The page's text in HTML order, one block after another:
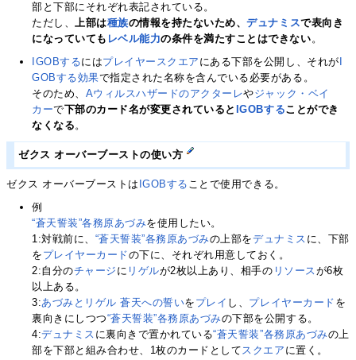
部と下部にそれぞれ表記されている。
ただし、上部は種族の情報を持たないため、デュナミスで表向き
になっていても レベル能力の条件を満たすことはできない。
IGOBするにはプレイヤースクエア にある下部を公開し、それが
GOBする効果で指定された名称を含んでいる必要がある。
そのため、 Aウィルスハザードのアクターレやジャック・ベイ
カーで下部のカード名が変更されていると IGOBすることができ
なくなる。
ゼクス オーバーブーストの使い方
ゼクス オーバーブーストは IGOBする ことで使用できる。
例
“蒼天誓装”各務原あづみを使用したい。
1:対戦前に、 “蒼天誓装”各務原あづみの上部をデュナミス に、下部
を プレイヤーカードの下に、それぞれ用意しておく。
2:自分のチャージ に リゲルが2枚以上あり、相手の リソースが6枚
以上ある。
3:あづみとリゲル 蒼天への誓いを プレイ し、 プレイヤーカード を
裏向きにしつつ“蒼天誓装”各務原あづみの下部を公開する。
4:デュナミス に裏向きで置かれている“蒼天誓装”各務原あづみの上
部を下部と組み合わせ、1枚のカードとしてスクエア に置く。